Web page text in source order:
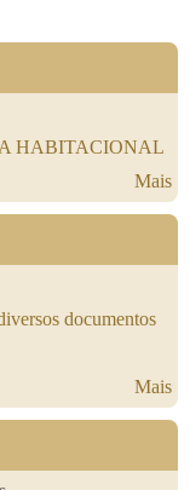
HABITACIONAL
Mais
documentos
Mais